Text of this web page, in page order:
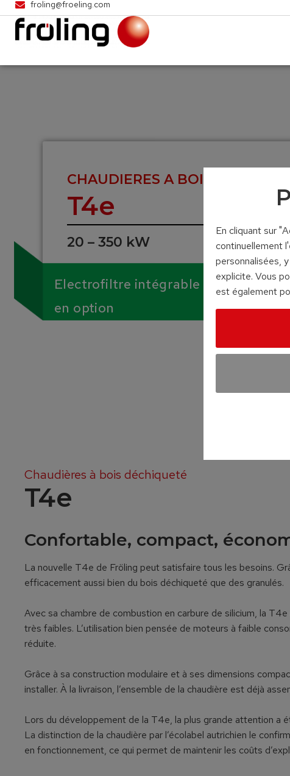
froling@froeling.com
CHAUDIERES A BOIS
T4e
20 – 350 kW
Electrofiltre intégrable
en option
Chaudières à bois déchiqueté
T4e
Confortable, compact,
La nouvelle T4e de Fröling peut satisfaire tous les besoins.
efficacement aussi bien du bois déchiqueté que des granulés.
Avec sa chambre de combustion en carbure de silicium, la
très faibles. L’utilisation bien pensée de moteurs à faible
réduite.
Grâce à sa construction modulaire et à ses dimensions
installer. À la livraison, l’ensemble de la chaudière est déjà
Lors du développement de la T4e, la plus grande attention a
La distinction de la chaudière par l’écolabel autrichien le
en fonctionnement, ce qui permet de maintenir les coûts
En cliquant sur
continuellement
personnalisées,
explicite. Vous
est également